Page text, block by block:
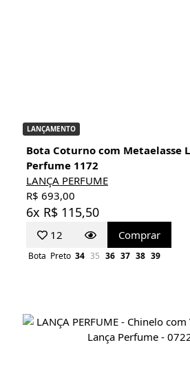
LANÇAMENTO
Bota Coturno com Metaelasse
Perfume 1172
LANÇA PERFUME
R$ 693,00
6x R$ 115,50
12 Comprar
Bota Preto 34 35 36 37 38 39